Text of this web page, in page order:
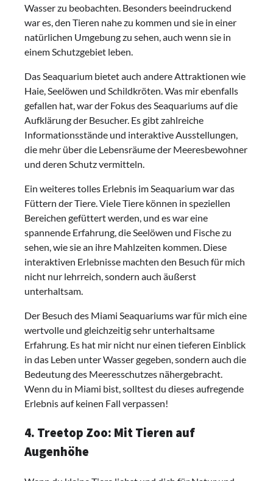
Wasser zu beobachten. Besonders beeindruckend
war es, den Tieren nahe zu kommen und sie in einer
natürlichen Umgebung zu sehen, auch wenn sie in
einem Schutzgebiet leben.
Das Seaquarium bietet auch andere Attraktionen wie
Haie, Seelöwen und Schildkröten. Was mir ebenfalls
gefallen hat, war der Fokus des Seaquariums auf die
Aufklärung der Besucher. Es gibt zahlreiche
Informationsstände und interaktive Ausstellungen,
die mehr über die Lebensräume der Meeresbewohner
und deren Schutz vermitteln.
Ein weiteres tolles Erlebnis im Seaquarium war das
Füttern der Tiere. Viele Tiere können in speziellen
Bereichen gefüttert werden, und es war eine
spannende Erfahrung, die Seelöwen und Fische zu
sehen, wie sie an ihre Mahlzeiten kommen. Diese
interaktiven Erlebnisse machten den Besuch für mich
nicht nur lehrreich, sondern auch äußerst
unterhaltsam.
Der Besuch des Miami Seaquariums war für mich eine
wertvolle und gleichzeitig sehr unterhaltsame
Erfahrung. Es hat mir nicht nur einen tieferen Einblick
in das Leben unter Wasser gegeben, sondern auch die
Bedeutung des Meeresschutzes nähergebracht.
Wenn du in Miami bist, solltest du dieses aufregende
Erlebnis auf keinen Fall verpassen!
4. Treetop Zoo: Mit Tieren auf
Augenhöhe